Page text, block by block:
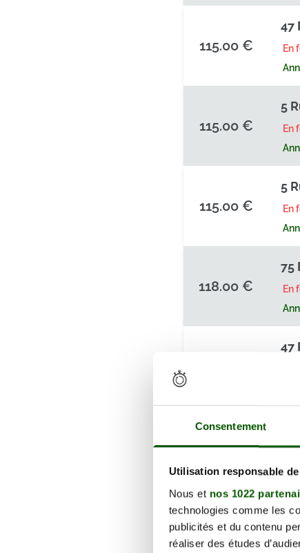
Consentement
Utilisation responsable
Nous et nos 1022
technologies comme les
publicités et du contenu
réaliser des études
115.00 €
47
En
115.00 €
5
En
115.00 €
5
En
118.00 €
75
En
47
En
39